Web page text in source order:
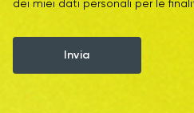
dei miei dati personali per le